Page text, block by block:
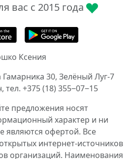
вас с 2015 года
Ксения
30, Зелёный Луг-7
+375 (18) 355‒07‒15
предложения носят
характер и ни
являются офертой. Все
интернет-источников
организаций. Наименования